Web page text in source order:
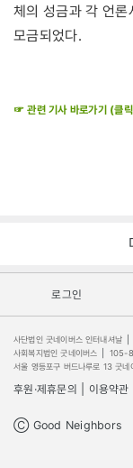
체의 성금과 각 언
모금되었다.
☞ 관련 기사 바로가기 (클
로그인
사단법인 굿네이버스 인터내셔날
사회복지법인 굿네이버스
105-
서울 영등포구 버드나루로 13 굿네
후원·제휴문의 이용약관
Ⓒ Good Neighbors